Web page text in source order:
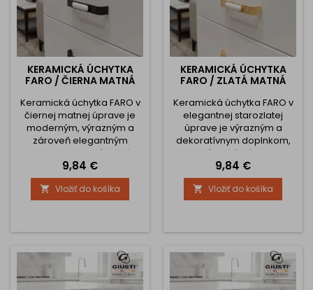
KERAMICKÁ ÚCHYTKA
FARO / ČIERNA MATNÁ
Keramická úchytka FARO v
čiernej matnej úprave je
moderným, výrazným a
zároveň elegantným
doplnkom, ktorý dodá
nábytku sofistikovaný
kontrast. Kombinácia
matného čierneho kovu zo
zinkovej zliatiny a bieleho
reliéfnym vzorom vytvára
veľmi atraktívny dizajnový
prvok. Úchytka FARO je
ideálna pre kuchyne,
Cena
9,84 €
 Vložiť do košíka
KERAMICKÁ ÚCHYTKA
FARO / ZLATÁ MATNÁ
Keramická úchytka FARO v
elegantnej starozlatej
úprave je výrazným a
dekoratívnym doplnkom,
ktorý dodá nábytku
noblesný a jedinečný
vzhľad. Kombinácia
kvalitnej zinkovej zliatiny a
bieleho porcelánu vytvára
čo charakteristické
pridáva jemný vintage
nádych. Úchytka FARO je
ideálna na komody,
Cena
9,84 €
 Vložiť do košíka